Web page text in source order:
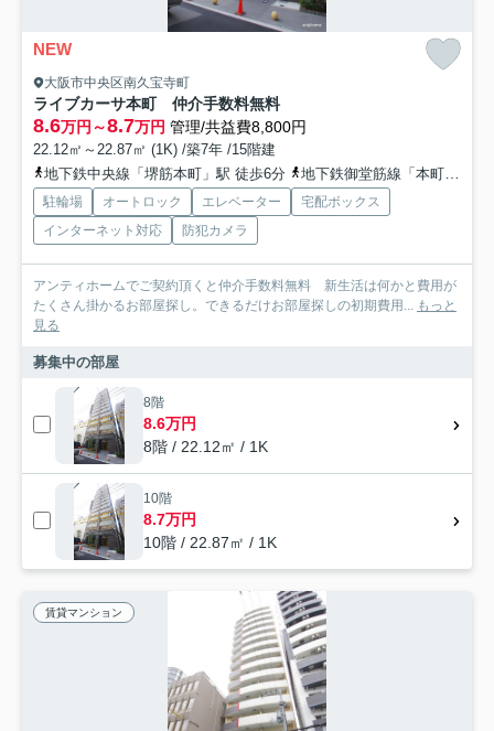
NEW
大阪市中央区南久宝寺町
ライブカーサ本町 仲介手数料無料
8.6万円～8.7万円 管理/共益費8,800円
22.12㎡～22.87㎡ (1K) /築7年 /15階建
地下鉄中央線「堺筋本町」駅 徒歩6分
地下鉄御堂筋線「本町」駅 徒歩8分
駐輪場 オートロック エレベーター
宅配ボックス
インターネット対応
防犯カメラ
アンティホームでご契約頂くと仲介手数料無料 新生活は何かと費用が
たくさん掛かるお部屋探し。できるだけお部屋探しの初期費用...
もっと
見る
募集中の部屋
8階
8.6万円
8階 / 22.12㎡ / 1K
10階
8.7万円
10階 / 22.87㎡ / 1K
賃貸マンション